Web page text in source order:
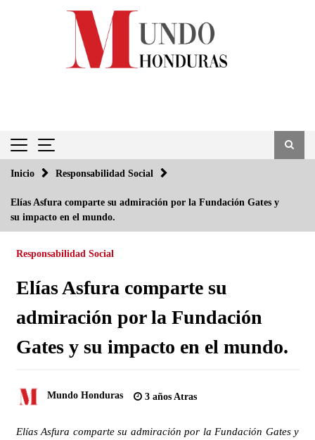
Inicio Responsabilidad Social
Elías Asfura comparte su admiración por la Fundación Gates y
su impacto en el mundo.
Responsabilidad Social
Elías Asfura comparte su
admiración por la Fundación
Gates y su impacto en el mundo.
Mundo Honduras 3 años Atras
Elías Asfura comparte su admiración por la Fundación Gates y